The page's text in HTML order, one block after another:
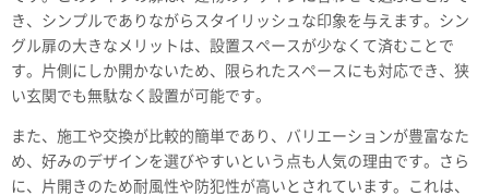
き、シンプルでありながらスタイリッシュな印象を与えます。シン
グル扉の大きなメリットは、設置スペースが少なくて済むことで
す。片側にしか開かないため、限られたスペースにも対応でき、狭
い玄関でも無駄なく設置が可能です。
また、施工や交換が比較的簡単であり、バリエーションが豊富なた
め、好みのデザインを選びやすいという点も人気の理由です。さら
に、片開きのため耐風性や防犯性が高いとされています。これは、